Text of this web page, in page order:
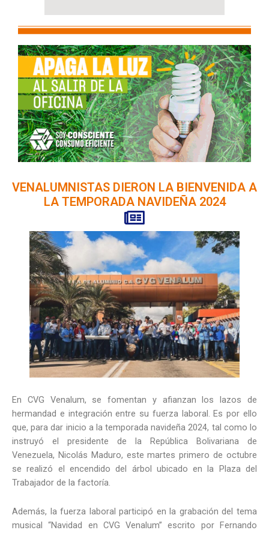
VENALUMNISTAS DIERON LA BIENVENIDA A
LA TEMPORADA NAVIDEÑA 2024
En CVG Venalum, se fomentan y afianzan los lazos de
hermandad e integración entre su fuerza laboral. Es por ello
que, para dar inicio a la temporada navideña 2024, tal como lo
instruyó el presidente de la República Bolivariana de
Venezuela, Nicolás Maduro, este martes primero de octubre
se realizó el encendido del árbol ubicado en la Plaza del
Trabajador de la factoría.
Además, la fuerza laboral participó en la grabación del tema
musical “Navidad en CVG Venalum” escrito por Fernando